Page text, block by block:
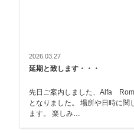
2026.03.27
延期と致します・・・
先日ご案内しました、Alfa
となりました。 場所や日時に関しては、現在調整中となってい
ます。 楽しみ…